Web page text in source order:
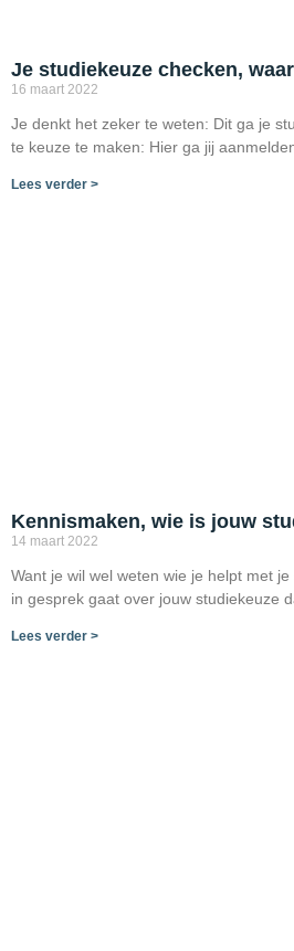
Je studiekeuze checken,
16 maart 2022
Je denkt het zeker te weten: Dit ga je
te keuze te maken: Hier ga jij
Lees verder >
Kennismaken, wie is jouw
14 maart 2022
Want je wil wel weten wie je helpt met
in gesprek gaat over jouw studiekeuze
Lees verder >